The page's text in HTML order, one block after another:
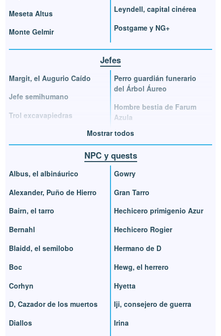
Meseta Altus
Monte Gelmir
Leyndell, capital cinérea
Postgame y NG+
Jefes
Margit, el Augurio Caído
Jefe semihumano
Trol excavapiedras
Perro guardián funerario
del Árbol Áureo
Hombre bestia de Farum
Azula
Mostrar todos
NPC y quests
Albus, el albináurico
Alexander, Puño de Hierro
Bairn, el tarro
Bernahl
Blaidd, el semilobo
Boc
Corhyn
D, Cazador de los muertos
Diallos
Gowry
Gran Tarro
Hechicero primigenio Azur
Hechicero Rogier
Hermano de D
Hewg, el herrero
Hyetta
Iji, consejero de guerra
Irina